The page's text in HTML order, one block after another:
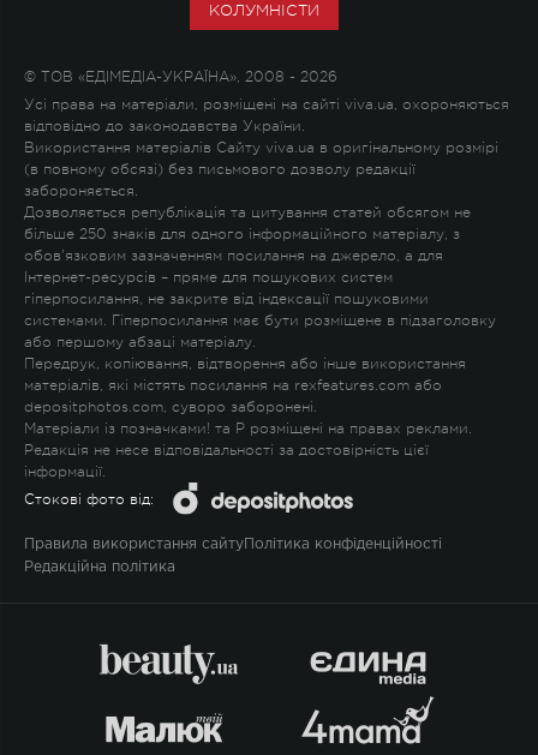
КОЛУМНІСТИ
© ТОВ «ЕДІМЕДІА-УКРАЇНА», 2008 - 2026
Усі права на матеріали, розміщені на сайті viva.ua, охороняються
відповідно до законодавства України.
Використання матеріалів Сайту viva.ua в оригінальному розмірі
(в повному обсязі) без письмового дозволу редакції
забороняється.
Дозволяється републікація та цитування статей обсягом не
більше 250 знаків для одного інформаційного матеріалу, з
обов'язковим зазначенням посилання на джерело, а для
Інтернет-ресурсів – пряме для пошукових систем
гіперпосилання, не закрите від індексації пошуковими
системами. Гіперпосилання має бути розміщене в підзаголовку
або першому абзаці матеріалу.
Передрук, копіювання, відтворення або інше використання
матеріалів, які містять посилання на rexfeatures.com або
depositphotos.com, суворо заборонені.
Матеріали із позначками! та P розміщені на правах реклами.
Редакція не несе відповідальності за достовірність цієї
інформації.
Стокові фото від:
Правила використання сайту Політика конфіденційності
Редакційна політика